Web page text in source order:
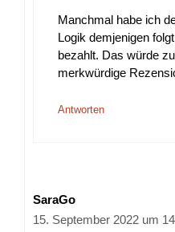
Manchmal habe ich
Logik demjenigen
bezahlt. Das würde
merkwürdige
Antworten
SaraGo
15. September 2022 um